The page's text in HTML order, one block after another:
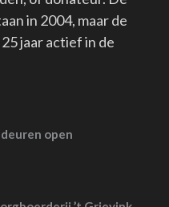
in 2004, maar de
jaar actief in de
open